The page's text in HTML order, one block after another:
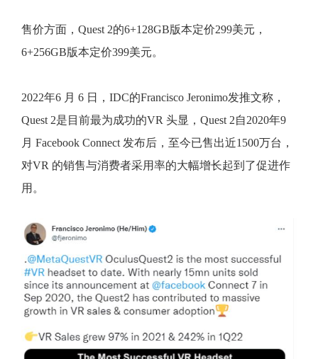
售价方面，Quest 2的6+128GB版本定价299美元，
6+256GB版本定价399美元。
2022年6 月 6 日，IDC的Francisco Jeronimo发推文称，
Quest 2是目前最为成功的VR 头显，Quest 2自2020年9
月 Facebook Connect 发布后，至今已售出近1500万台，
对VR 的销售与消费者采用率的大幅增长起到了促进作
用。